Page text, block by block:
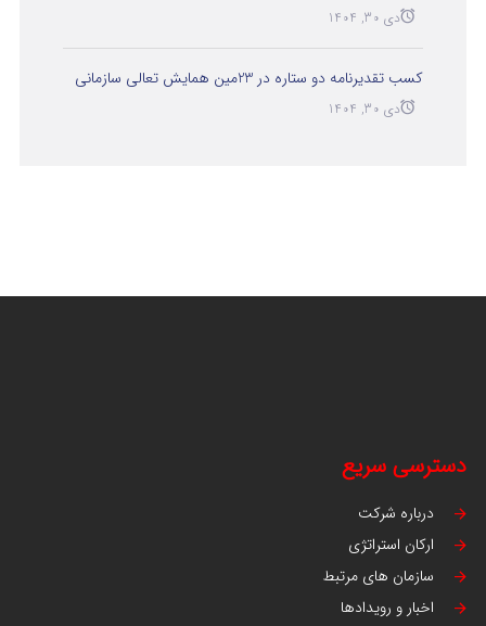
دی 30, 1404
کسب تقدیرنامه دو ستاره در 23مین همایش تعالی سازمانی
دی 30, 1404
دسترسی سریع
درباره شرکت
ارکان استراتژی
سازمان های مرتبط
اخبار و رویدادها